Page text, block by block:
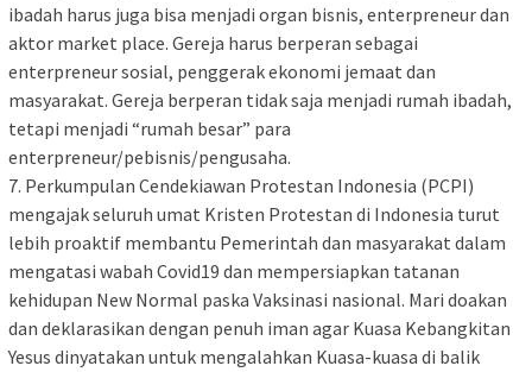
ibadah harus juga bisa menjadi organ bisnis, enterpreneur dan
aktor market place. Gereja harus berperan sebagai
enterpreneur sosial, penggerak ekonomi jemaat dan
masyarakat. Gereja berperan tidak saja menjadi rumah ibadah,
tetapi menjadi “rumah besar” para
enterpreneur/pebisnis/pengusaha.
7. Perkumpulan Cendekiawan Protestan Indonesia (PCPI)
mengajak seluruh umat Kristen Protestan di Indonesia turut
lebih proaktif membantu Pemerintah dan masyarakat dalam
mengatasi wabah Covid19 dan mempersiapkan tatanan
kehidupan New Normal paska Vaksinasi nasional. Mari doakan
dan deklarasikan dengan penuh iman agar Kuasa Kebangkitan
Yesus dinyatakan untuk mengalahkan Kuasa-kuasa di balik